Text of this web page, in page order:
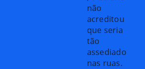
não
acreditou
que seria
tão
assediado
nas ruas.